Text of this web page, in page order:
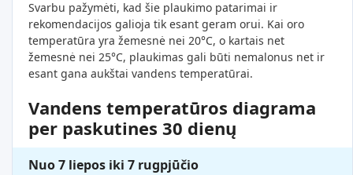
Svarbu pažymėti, kad šie plaukimo patarimai ir
rekomendacijos galioja tik esant geram orui. Kai oro
temperatūra yra žemesnė nei 20°C, o kartais net
žemesnė nei 25°C, plaukimas gali būti nemalonus net ir
esant gana aukštai vandens temperatūrai.
Vandens temperatūros diagrama
per paskutines 30 dienų
Nuo 7 liepos iki 7 rugpjūčio